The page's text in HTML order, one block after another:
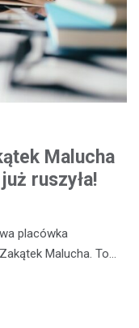
Malucha
ruszyła!
placówka
Malucha. To…